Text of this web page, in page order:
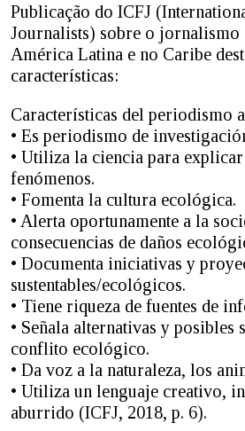
Publicação do ICFJ
Journalists) sobre o jornalismo
América Latina e no Caribe
características:
Características del periodismo
• Es periodismo de
• Utiliza la ciencia para
fenómenos.
• Fomenta la cultura ecológica.
• Alerta oportunamente a la
consecuencias de daños
• Documenta iniciativas y
sustentables/ecológicos.
• Tiene riqueza de fuentes de
• Señala alternativas y posibles
conflito ecológico.
• Da voz a la naturaleza, los
• Utiliza un lenguaje creativo,
aburrido (ICFJ, 2018, p. 6).